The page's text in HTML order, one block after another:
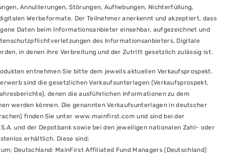
Annullierungen, Störungen, Aufhebungen, Nichterfüllung,
Werbeformate. Der Teilnehmer anerkennt und akzeptiert, dass
Daten beim Informationsanbieter einsehbar, aufgezeichnet und
des Informationsanbieters. Digitale
in denen ihre Verbreitung und der Zutritt gesetzlich zulässig ist.
entnehmen Sie bitte dem jeweils aktuellen Verkaufsprospekt.
sind die gesetzlichen Verkaufsunterlagen (Verkaufsprospekt,
denen die ausführlichen Informationen zu dem
werden können. Die genannten Verkaufsunterlagen in deutscher
finden Sie unter www.mainfirst.com und sind bei der
und der Depotbank sowie bei den jeweiligen nationalen Zahl- oder
erhältlich. Diese sind:
Deutschland: MainFirst Affiliated Fund Managers (Deutschland)